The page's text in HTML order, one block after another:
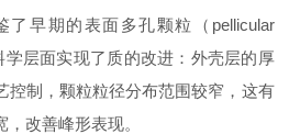
了早期的表面多孔颗粒（pellicular
层面实现了质的改进：外壳层的厚
控制，颗粒粒径分布范围较窄，这有
改善峰形表现。